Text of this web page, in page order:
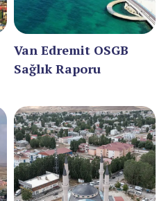
Van Edremit OSGB
Sağlık Raporu